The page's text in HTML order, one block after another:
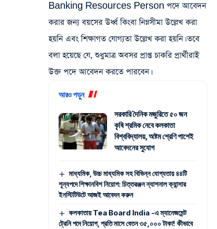
Banking Resources Person পদে আবেদন
করার জন্য বয়সের উর্ধ্ব কিংবা নিম্নসীমা উল্লেখ করা
হয়নি এবং শিক্ষাগত যোগ্যতা উল্লেখ করা হয়নি। তবে
বলা হয়েছে যে, শুধুমাত্র অবসর প্রাপ্ত চাকরি প্রার্থীরাই
উক্ত পদে আবেদন করতে পারবেন।
আরও পড়ুন
সরকারি দৈনিক মজুরিতে ৫০ জন
কৃষি শ্রমিক নেবে কলকাতা
বিশ্ববিদ্যালয়, অষ্টম শ্রেণি পাশেই
আবেদনের সুযোগ
মাধ্যমিক, উচ্চ মাধ্যমিক সহ বিভিন্ন যোগ্যতায় ৪৪টি
শূন্যপদে শিক্ষানবিশ নিয়োগ: চিত্তরঞ্জন ন্যাশনাল ক্যান্সার
ইনস্টিটিউটে আজই আবেদন করুন
কলকাতায় Tea Board India -এ ম্যানেজমেন্ট
ট্রেনি পদে নিয়োগ, প্রতি মাসে বেতন ৩৫,০০০ টাকা! কীভাবে